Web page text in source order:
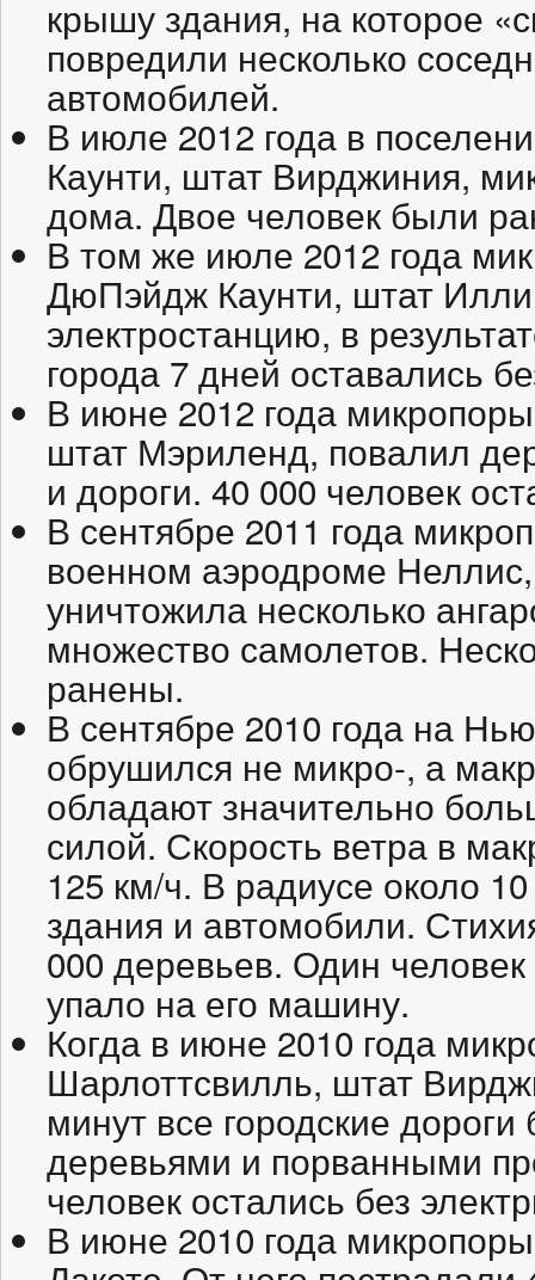
крышу здания, на которое
повредили несколько
автомобилей.
В июле 2012 года в
Каунти, штат Вирджиния,
дома. Двое человек были
В том же июле 2012 года
ДюПэйдж Каунти, штат
электростанцию, в
города 7 дней оставались
В июне 2012 года
штат Мэриленд, повалил
и дороги. 40 000 человек
В сентябре 2011 года
военном аэродроме
уничтожила несколько
множество самолетов.
ранены.
В сентябре 2010 года на
обрушился не микро-, а
обладают значительно
силой. Скорость ветра в
125 км/ч. В радиусе около
здания и автомобили.
000 деревьев. Один человек
упало на его машину.
Когда в июне 2010 года
Шарлоттсвилль, штат
минут все городские
деревьями и порванными
человек остались без
В июне 2010 года